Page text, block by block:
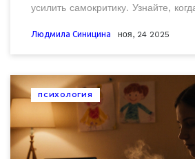
усилить самокритику. Узнайте,
Людмила Синицина ноя, 24 2025
ПСИХОЛОГИЯ